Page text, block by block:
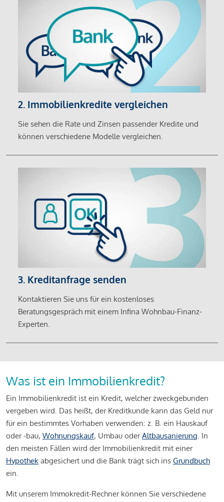
2. Immobilienkredite vergleichen
Sie sehen die Rate und Zinsen passender Kredite und
können verschiedene Modelle vergleichen.
3. Kreditanfrage senden
Kontaktieren Sie uns für ein kostenloses
Beratungsgespräch mit einem Infina Wohnbau-Finanz-
Experten.
Was ist ein Immobilienkredit?
Ein Immobilienkredit ist ein Kredit, welcher zweckgebunden
vergeben wird. Das heißt, der Kreditkunde kann das Geld nur
für ein bestimmtes Vorhaben verwenden: z. B. ein Hauskauf
oder -bau, Wohnungskauf, Umbau oderAltbausanierung. In
den meisten Fällen wird der Immobilienkredit mit einer
Hypothek abgesichert und die Bank trägt sich ins Grundbuch
ein.
Mit unserem Immokredit-Rechner können Sie verschiedene